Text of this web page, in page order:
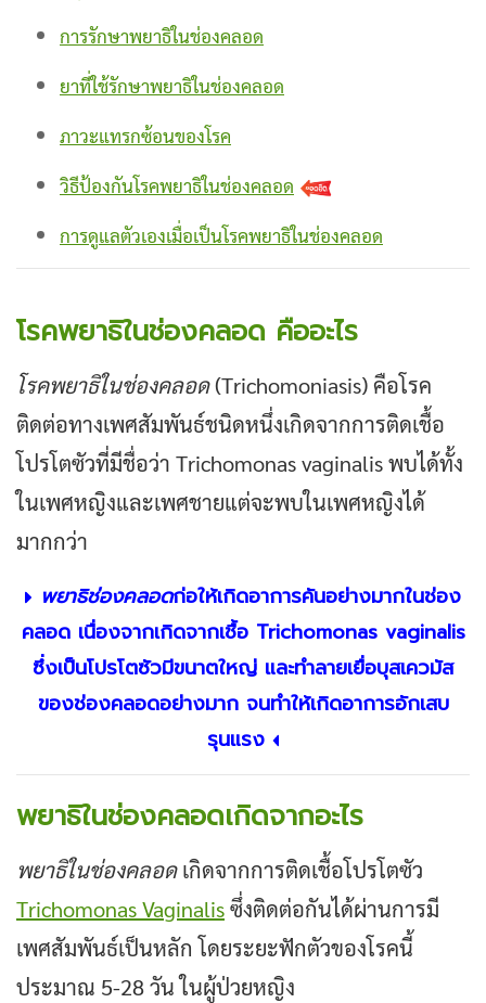
การรักษาพยาธิในช่องคลอด
ยาที่ใช้รักษาพยาธิในช่องคลอด
ภาวะแทรกซ้อนของโรค
วิธีป้องกันโรคพยาธิในช่องคลอด
การดูแลตัวเองเมื่อเป็นโรคพยาธิในช่องคลอด
โรคพยาธิในช่องคลอด คืออะไร
โรคพยาธิในช่องคลอด(Trichomoniasis) คือโรค
ติดต่อทางเพศสัมพันธ์ชนิดหนึ่งเกิดจากการติดเชื้อ
โปรโตซัวที่มีชื่อว่า Trichomonas vaginalis พบได้ทั้ง
ในเพศหญิงและเพศชายแต่จะพบในเพศหญิงได้
มากกว่า
พยาธิช่องคลอดก่อให้เกิดอาการคันอย่างมากในช่อง
คลอด เนื่องจากเกิดจากเชื้อ Trichomonas vaginalis
ซึ่งเป็นโปรโตซัวมีขนาตใหญ่ และทำลายเยื่อบุสเควมัส
ของช่องคลอดอย่างมาก จนทำให้เกิดอาการอักเสบ
รุนแรง
พยาธิในช่องคลอดเกิดจากอะไร
พยาธิในช่องคลอดเกิดจากการติดเชื้อโปรโตซัว
Trichomonas Vaginalisซึ่งติดต่อกันได้ผ่านการมี
เพศสัมพันธ์เป็นหลัก โดยระยะฟักตัวของโรคนี้
ประมาณ 5-28 วัน ในผู้ป่วยหญิง